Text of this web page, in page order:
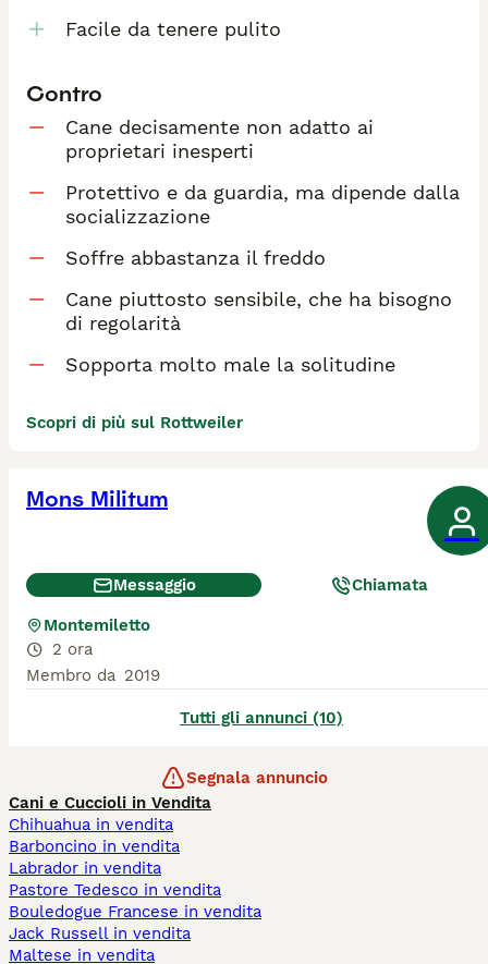
Facile da tenere pulito
Contro
Cane decisamente non adatto ai
proprietari inesperti
Protettivo e da guardia, ma dipende dalla
socializzazione
Soffre abbastanza il freddo
Cane piuttosto sensibile, che ha bisogno
di regolarità
Sopporta molto male la solitudine
Scopri di più sul Rottweiler
Mons Militum
Messaggio Chiamata
Montemiletto
2 ora
Membro da 2019
Tutti gli annunci (10)
Segnala annuncio
Cani e Cuccioli in Vendita
Chihuahua in vendita
Barboncino in vendita
Labrador in vendita
Pastore Tedesco in vendita
Bouledogue Francese in vendita
Jack Russell in vendita
Maltese in vendita